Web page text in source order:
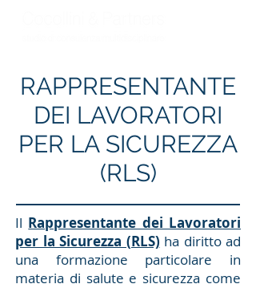
RAPPRESENTANTE
DEI LAVORATORI
PER LA SICUREZZA
(RLS)
Il Rappresentante dei Lavoratori
per la Sicurezza (RLS) ha diritto ad
una formazione particolare in
materia di salute e sicurezza come